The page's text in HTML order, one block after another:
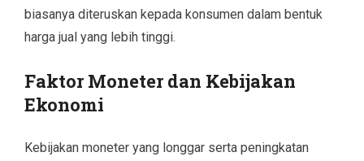
biasanya diteruskan kepada konsumen dalam bentuk
harga jual yang lebih tinggi.
Faktor Moneter dan Kebijakan
Ekonomi
Kebijakan moneter yang longgar serta peningkatan